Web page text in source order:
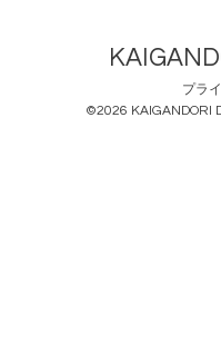
プラ
©2026 KAIGANDORI